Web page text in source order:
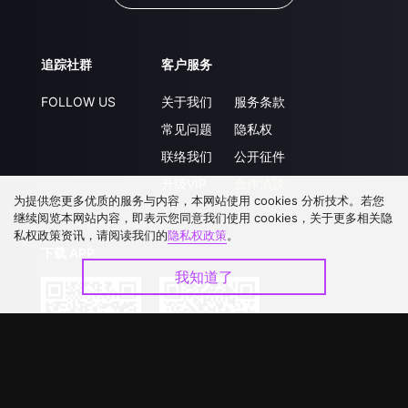
追踪社群
FOLLOW US
客户服务
关于我们
常见问题
联络我们
服务条款
隐私权
公开征件
为提供您更多优质的服务与内容，本网站使用 cookies 分析技术。若您
继续阅览本网站内容，即表示您同意我们使用 cookies，关于更多相关隐
私权政策资讯，请阅读我们的隐私权政策。
我知道了